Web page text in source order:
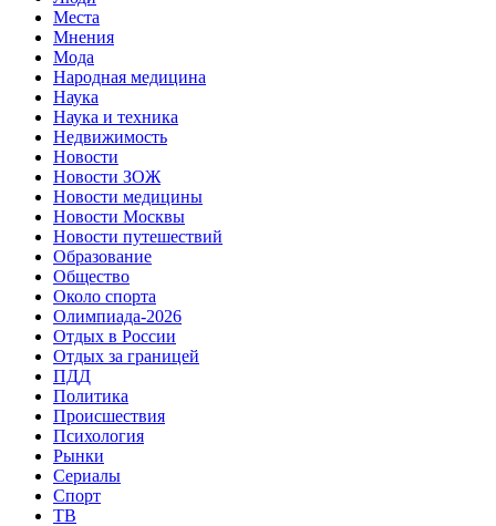
Места
Мнения
Мода
Народная медицина
Наука
Наука и техника
Недвижимость
Новости
Новости ЗОЖ
Новости медицины
Новости Москвы
Новости путешествий
Образование
Общество
Около спорта
Олимпиада-2026
Отдых в России
Отдых за границей
ПДД
Политика
Происшествия
Психология
Рынки
Сериалы
Спорт
ТВ